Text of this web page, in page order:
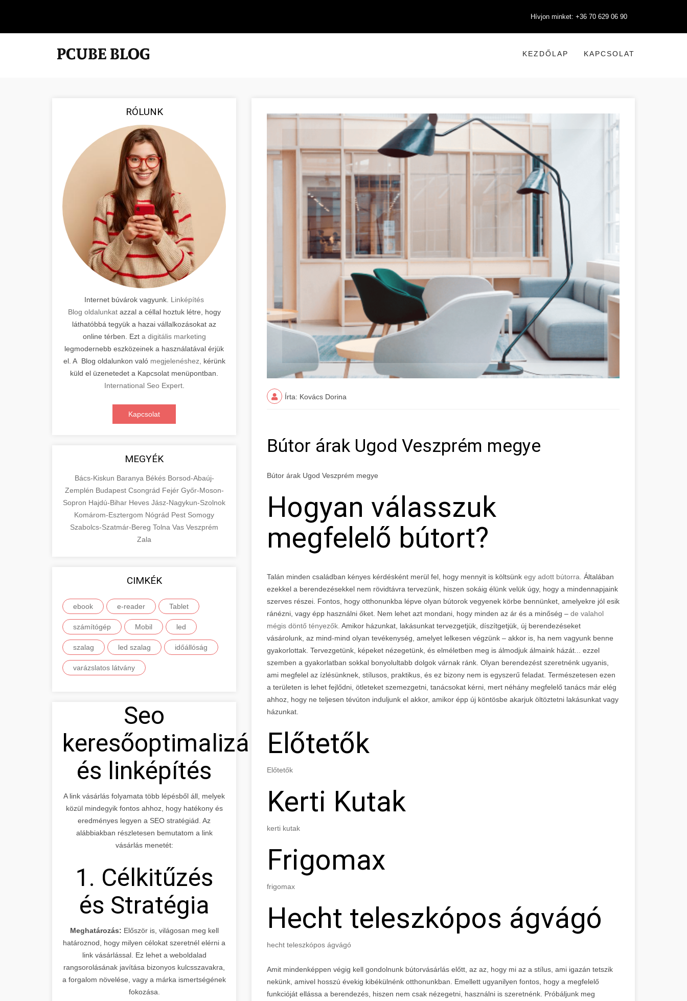
Hívjon minket: +36 70 629 06 90
KEZDŐLAP KAPCSOLAT
RÓLUNK
Internet búvárok vagyunk. Linképítés
Blog oldalunkatazzal a céllal hoztuk létre, hogy
láthatóbbá tegyük a hazai vállalkozásokat az
online térben. Ezt a digitális marketing
legmodernebb eszközeinek a használatával érjük
el. A Blog oldalunkon való megjelenéshez,
kérünk
küld el üzenetedet a Kapcsolat menüpontban.
International Seo Expert.
Kapcsolat
MEGYÉK
Bács-Kiskun Baranya Békés Borsod-Abaúj-
Zemplén Budapest Csongrád Fejér Győr-Moson-
Sopron Hajdú-Bihar Heves Jász-Nagykun-Szolnok
Komárom-Esztergom Nógrád Pest Somogy
Szabolcs-Szatmár-Bereg Tolna Vas Veszprém
Zala
CIMKÉK
ebook e-reader Tablet
számítógép Mobil led
szalag led szalag időállóság
varázslatos látvány
Seo
keresőoptimalizálás
és linképítés
A link vásárlás folyamata több lépésből áll, melyek
közül mindegyik fontos ahhoz, hogy hatékony és
eredményes legyen a SEO stratégiád. Az
alábbiakban részletesen bemutatom a link
vásárlás menetét:
1. Célkitűzés
és Stratégia
Meghatározás: Először is, világosan meg kell
határoznod, hogy milyen célokat szeretnél elérni a
link vásárlással. Ez lehet a weboldalad
rangsorolásának javítása bizonyos kulcsszavakra,
a forgalom növelése, vagy a márka ismertségének
fokozása.
Írta: Kovács Dorina
Bútor árak Ugod Veszprém megye
Bútor árak Ugod Veszprém megye
Hogyan válasszuk
megfelelő bútort?
Talán minden családban kényes kérdésként merül fel, hogy mennyit is költsünk egy adott bútorra. Általában
ezekkel a berendezésekkel nem rövidtávra tervezünk, hiszen sokáig élünk velük úgy, hogy a mindennapjaink
szerves részei. Fontos, hogy otthonunkba lépve olyan bútorok vegyenek körbe bennünket, amelyekre jól esik
ránézni, vagy épp használni őket. Nem lehet azt mondani, hogy minden az ár és a minőség – de valahol
mégis döntő tényezők. Amikor házunkat, lakásunkat tervezgetjük, díszítgetjük, új berendezéseket
vásárolunk, az mind-mind olyan tevékenység, amelyet lelkesen végzünk – akkor is, ha nem vagyunk benne
gyakorlottak. Tervezgetünk, képeket nézegetünk, és elméletben meg is álmodjuk álmaink házát... ezzel
szemben a gyakorlatban sokkal bonyolultabb dolgok várnak ránk. Olyan berendezést szeretnénk ugyanis,
ami megfelel az ízlésünknek, stílusos, praktikus, és ez bizony nem is egyszerű feladat. Természetesen ezen
a területen is lehet fejlődni, ötleteket szemezgetni, tanácsokat kérni, mert néhány megfelelő tanács már elég
ahhoz, hogy ne teljesen tévúton induljunk el akkor, amikor épp új köntösbe akarjuk öltöztetni lakásunkat vagy
házunkat.
Előtetők
Előtetők
Kerti Kutak
kerti kutak
Frigomax
frigomax
Hecht teleszkópos ágvágó
hecht teleszkópos ágvágó
Amit mindenképpen végig kell gondolnunk bútorvásárlás előtt, az az, hogy mi az a stílus, ami igazán tetszik
nekünk, amivel hosszú évekig kibékülnénk otthonunkban. Emellett ugyanilyen fontos, hogy a megfelelő
funkcióját ellássa a berendezés, hiszen nem csak nézegetni, használni is szeretnénk. Próbáljunk meg